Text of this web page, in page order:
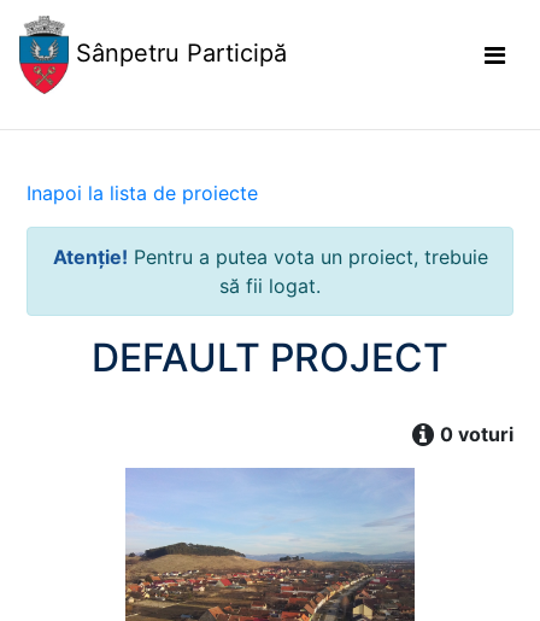
Sânpetru Participă
Inapoi la lista de proiecte
Atenție! Pentru a putea vota un proiect, trebuie
să fii logat.
DEFAULT PROJECT
0 voturi